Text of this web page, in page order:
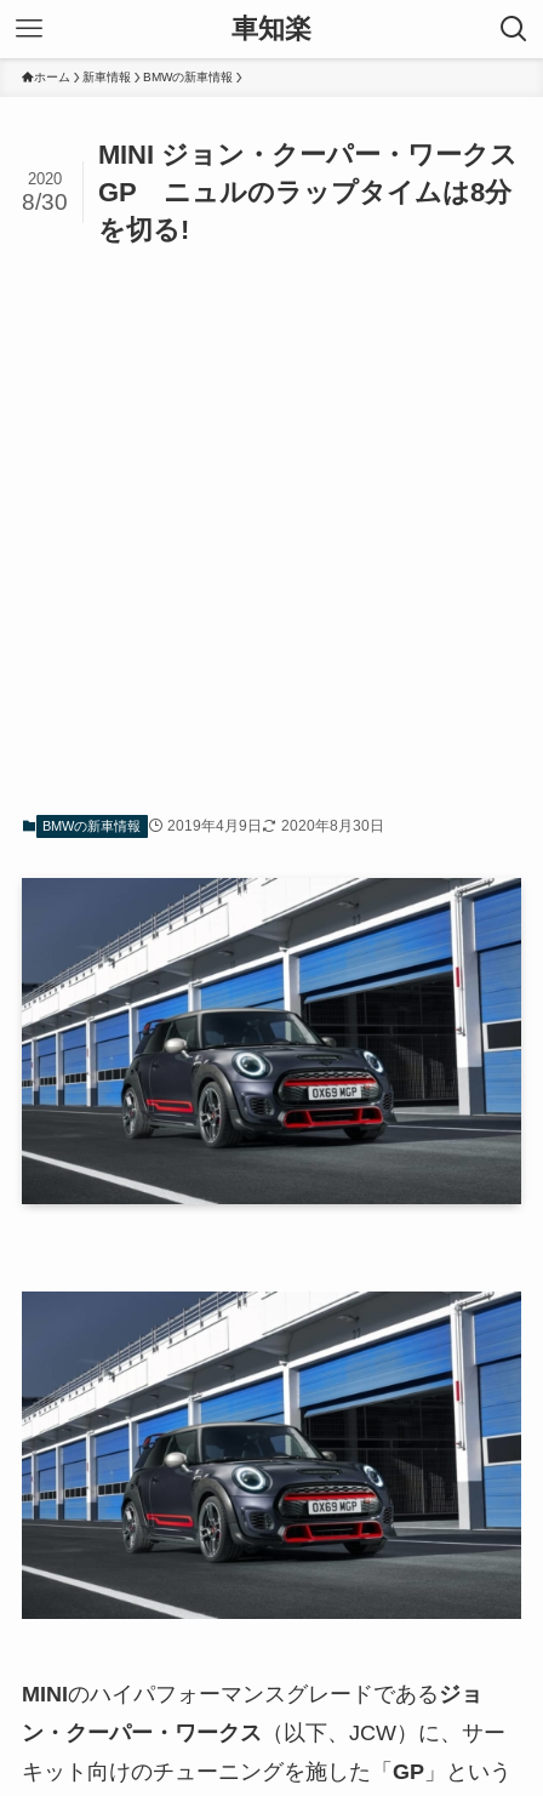
車知楽
ホーム 新車情報 BMWの新車情報
MINI ジョン・クーパー・ワークス
GP ニュルのラップタイムは8分
を切る!
2020
8/30
BMWの新車情報 2019年4月9日 2020年8月30日
MINIのハイパフォーマンスグレードである ジョ
ン・クーパー・ワークス （以下、JCW）に、サー
キット向けのチューニングを施した「 GP」という